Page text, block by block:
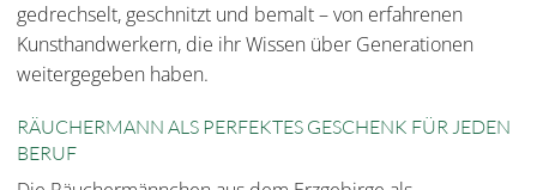
gedrechselt, geschnitzt und bemalt – von erfahrenen
Kunsthandwerkern, die ihr Wissen über Generationen
weitergegeben haben.
RÄUCHERMANN ALS PERFEKTES GESCHENK FÜR JEDEN
BERUF